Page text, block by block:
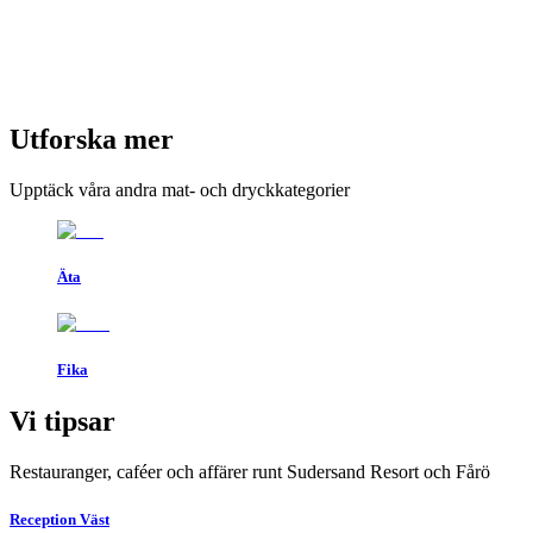
Utforska mer
Upptäck våra andra mat- och dryckkategorier
Äta
Fika
Vi tipsar
Restauranger, caféer och affärer runt Sudersand Resort och Fårö
Reception Väst